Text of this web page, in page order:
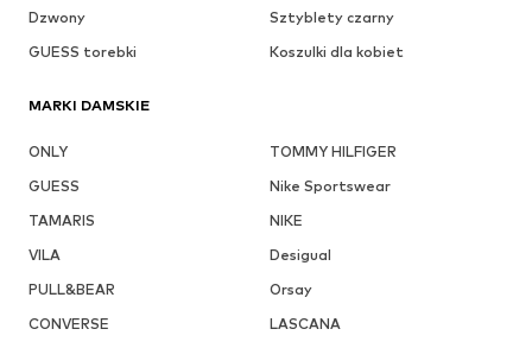
Dzwony
Sztyblety czarny
GUESS torebki
Koszulki dla kobiet
MARKI DAMSKIE
ONLY
TOMMY HILFIGER
GUESS
Nike Sportswear
TAMARIS
NIKE
VILA
Desigual
PULL&BEAR
Orsay
CONVERSE
LASCANA